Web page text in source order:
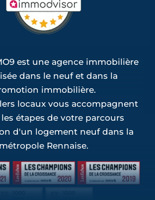
est une agence immobilière
dans le neuf et dans la
immobilière.
locaux vous accompagnent
étapes de votre parcours
d'un logement neuf dans la
métropole Rennaise.